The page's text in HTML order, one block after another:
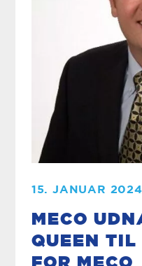
15. JANUAR 2024
MECO
QUEEN